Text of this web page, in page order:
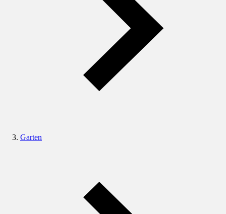
Garten